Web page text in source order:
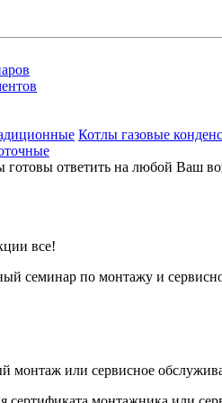
Котлы газовые
ответить на любой Ваш
все!
семинар по монтажу и
монтаж или сервисное